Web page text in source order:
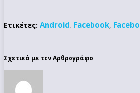
Ετικέτες: Android, Facebook,
Σχετικά με τον Αρθρογράφο